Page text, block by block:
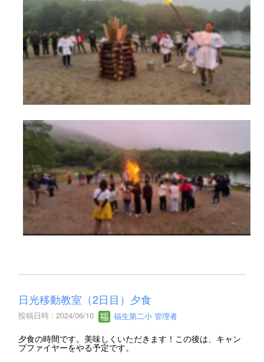
日光移動教室（2日目）夕食
投稿日時 : 2024/06/10 福生第二小 管理者
夕食の時間です。美味しくいただきます！この後は、キャン
プファイヤーをやる予定です。